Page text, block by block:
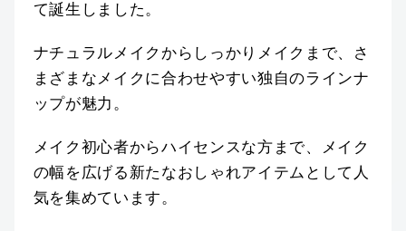
て誕生しました。
ナチュラルメイクからしっかりメイクまで、さ
まざまなメイクに合わせやすい独自のラインナ
ップが魅力。
メイク初心者からハイセンスな方まで、メイク
の幅を広げる新たなおしゃれアイテムとして人
気を集めています。